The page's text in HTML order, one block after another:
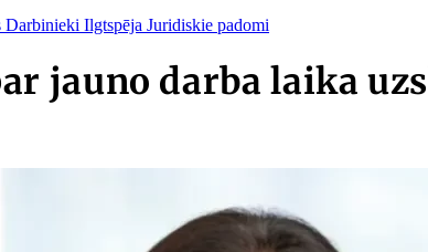
Darbinieki Ilgtspēja Juridiskie padomi
jauno darba laika